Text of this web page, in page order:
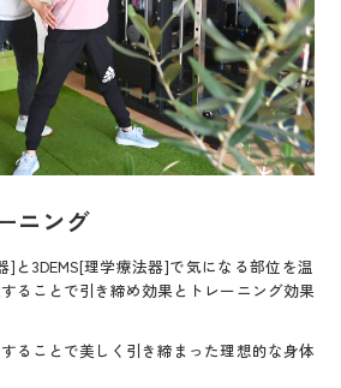
ニング
]と3DEMS[理学療法器]で気になる部位を温
ることで引き締め効果とトレーニング効果
ることで美しく引き締まった理想的な身体